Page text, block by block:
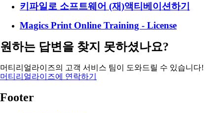
키파일로 소프트웨어 (재)액티베이션하기
Magics Print Online Training - License
원하는 답변을 찾지 못하셨나요?
머티리얼라이즈의 고객 서비스 팀이 도와드릴 수 있습니다!
머티리얼라이즈에 연락하기
Footer